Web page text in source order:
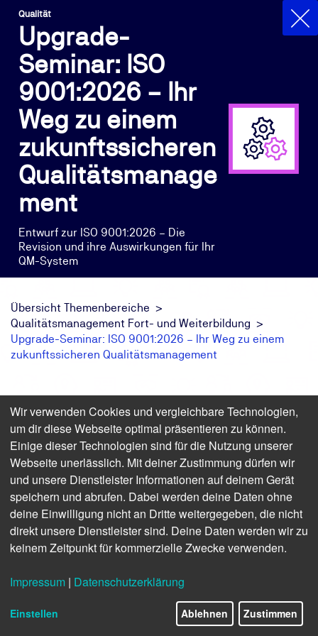
Qualität
Upgrade-
Seminar: ISO
9001:2026 – Ihr
Weg zu einem
zukunftssicheren
Qualitätsmanage
ment
Entwurf zur ISO 9001:2026 – Die
Revision und ihre Auswirkungen für Ihr
QM-System
Übersicht Themenbereiche
Qualitätsmanagement Fort- und Weiterbildung
Upgrade-Seminar: ISO 9001:2026 – Ihr Weg zu einem
zukunftssicheren Qualitätsmanagement
Qualitätsmanagementsysteme. Dieses eintägige Seminar
informiert Sie über die aktuellen Änderungen und den
Entwurfsstand der ISO 9001 sowie ISO 9000. Zusätzlich
beleuchten wir zentrale Zukunftsthemen wie
Nachhaltigkeit, Klimawandel, Digitalisierung und
Künstliche Intelligenz im Kontext der ISO 9001-
Neuerungen. Im Anschluss an die Schulung erhalten Sie
eine Teilnahmebescheinigung, mit der Sie Ihre Kenntnisse
können. Das Seminar richtet sich an Fach- und
Führungskräfte im Qualitätsmanagement sowie an
Unternehmen, die ihr QM-System zukunftssicher
Wir verwenden Cookies und vergleichbare Technologien,
um dir diese Webseite optimal präsentieren zu können.
Einige dieser Technologien sind für die Nutzung unserer
Webseite unerlässlich. Mit deiner Zustimmung dürfen wir
und unsere Dienstleister Informationen auf deinem Gerät
speichern und abrufen. Dabei werden deine Daten ohne
deine Einwilligung nicht an Dritte weitergegeben, die nicht
direkt unsere Dienstleister sind. Deine Daten werden wir zu
keinem Zeitpunkt für kommerzielle Zwecke verwenden.
Impressum | Datenschutzerklärung
Einstellen Ablehnen Zustimmen